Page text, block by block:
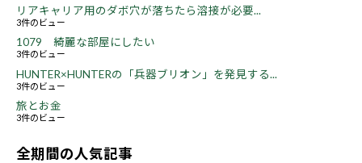
リアキャリア用のダボ穴が落ちたら溶接が必要...
3件のビュー
1079 綺麗な部屋にしたい
3件のビュー
HUNTER×HUNTERの「兵器ブリオン」を発見する...
3件のビュー
旅とお金
3件のビュー
全期間の人気記事